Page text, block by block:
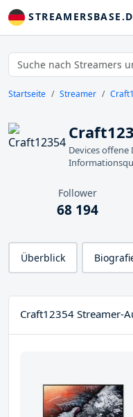
Startseite Streamer
Devices
Follower
68 194
Überblick
Craft12354 Streamer-